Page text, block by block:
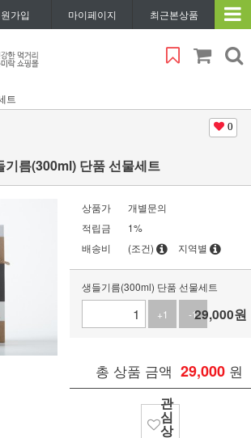
가입 마이페이지 최근본상품
트
0
기름(300ml) 단품 선물세트
상품가
개별문의
적립금
1%
배송비
(조건) 지역별
생들기름(300ml) 단품 선물세트
+1
-129,000원
총 상품 금액 29,000 원
관
심
상